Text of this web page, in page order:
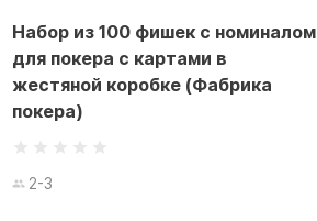
Набор из 100 фишек с номиналом
для покера с картами в
жестяной коробке (Фабрика
покера)
2-3